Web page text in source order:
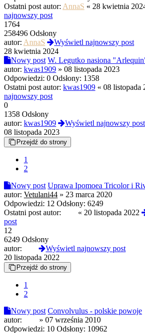
Ostatni post autor: AnnaS « 28 kwietnia
najnowszy post
1764
258496 Odsłony
autor: AnnaS
Wyświetl najnowszy post
28 kwietnia 2024
Nowy post W. Legutko nasiona
autor: kwas1909 » 08 listopada 2023
Odpowiedzi: 0 Odsłony: 1358
Ostatni post autor: kwas1909 « 08 listopada
najnowszy post
0
1358 Odsłony
autor: kwas1909
Wyświetl najnowszy post
08 listopada 2023
Przejdź do strony
1
2
Nowy post Uprawa Ipomoea Tricolor i
autor: Vetulani44 » 23 marca 2020
Odpowiedzi: 12 Odsłony: 6249
Ostatni post autor:
« 20 listopada 2022
post
12
6249 Odsłony
autor:
Wyświetl najnowszy post
20 listopada 2022
Przejdź do strony
1
2
Nowy post Convolvulus - polskie powoje
autor:
» 07 września 2010
Odpowiedzi: 10 Odsłony: 10962